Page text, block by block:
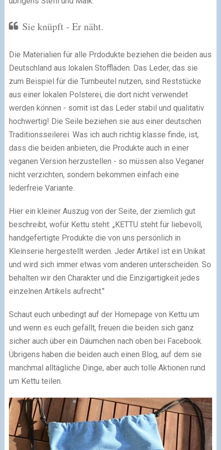
Sie knüpft - Er näht.
Die Materialien für alle Prdodukte beziehen die beiden aus
Deutschland aus lokalen Stoffläden. Das Leder, das sie
zum Beispiel für die Turnbeutel nutzen, sind Reststücke
aus einer lokalen Polsterei, die dort nicht verwendet
werden können - somit ist das Leder stabil und qualitativ
hochwertig! Die Seile beziehen sie aus einer deutschen
Traditionsseilerei. Was ich auch richtig klasse finde, ist,
dass die beiden anbieten, die Produkte auch in einer
veganen Version herzustellen - so müssen also Veganer
nicht verzichten, sondern bekommen einfach eine
lederfreie Variante.
Hier ein kleiner Auszug von der Seite, der ziemlich gut
beschreibt, wofür Kettu steht: „KETTU steht für liebevoll,
handgefertigte Produkte die von uns persönlich in
Kleinserie hergestellt werden. Jeder Artikel ist ein Unikat
und wird sich immer etwas vom anderen unterscheiden. So
behalten wir den Charakter und die Einzigartigkeit jedes
einzelnen Artikels aufrecht."
Schaut euch unbedingt auf der Homepage von Kettu um
und wenn es euch gefällt, freuen die beiden sich ganz
sicher auch über ein Däumchen nach oben bei Facebook.
Übrigens haben die beiden auch einen Blog, auf dem sie
manchmal alltägliche Dinge, aber auch tolle Aktionen rund
um Kettu teilen.